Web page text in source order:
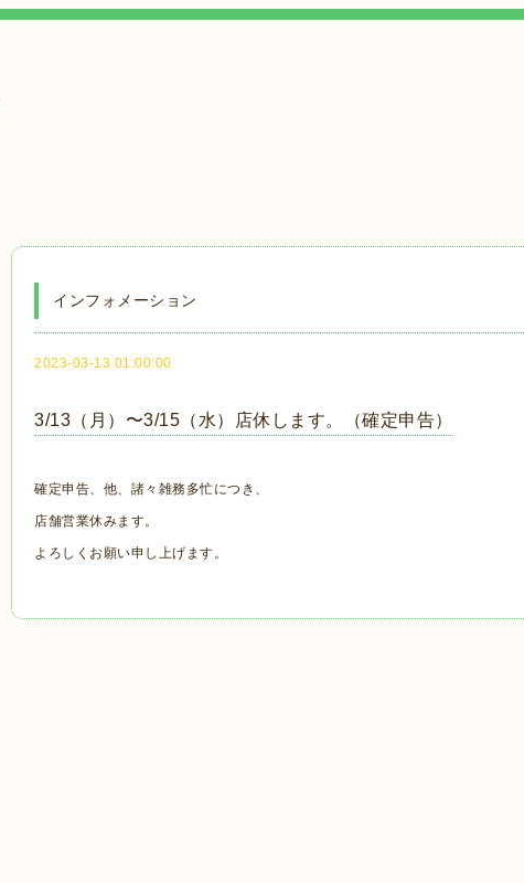
インフォメーション
2023-03-13 01:00:00
3/13（月）〜3/15（水）店休します。（確定申告）
確定申告、他、諸々雑務多忙につき、
店舗営業休みます。
よろしくお願い申し上げます。